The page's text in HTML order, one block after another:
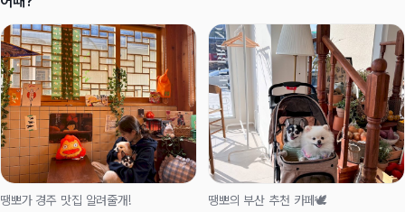
땡뽀가 경주 맛집 알려줄개! 땡뽀의 부산 추천 카페🕊️